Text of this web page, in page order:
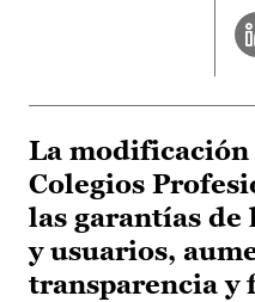
La modificación
Colegios
las garantías de
y usuarios,
transparencia